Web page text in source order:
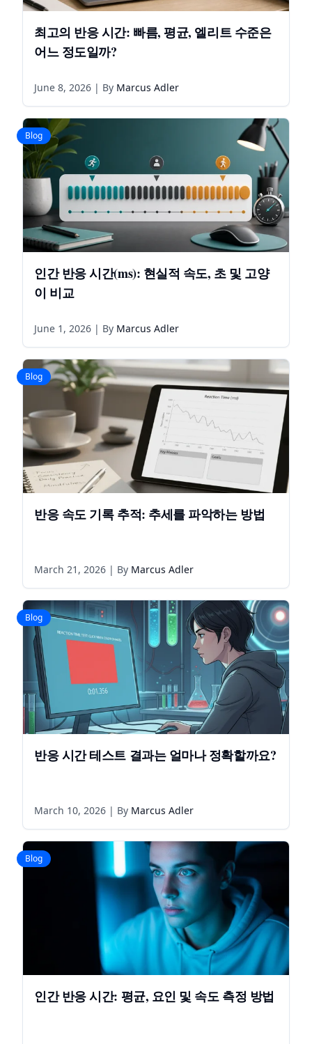
최고의 반응 시간: 빠름, 평균, 엘리트 수준은
어느 정도일까?
June 8, 2026 | By Marcus Adler
Blog
인간 반응 시간(ms): 현실적 속도, 초 및 고양
이 비교
June 1, 2026 | By Marcus Adler
Blog
반응 속도 기록 추적: 추세를 파악하는 방법
March 21, 2026 | By Marcus Adler
Blog
반응 시간 테스트 결과는 얼마나 정확할까요?
March 10, 2026 | By Marcus Adler
Blog
인간 반응 시간: 평균, 요인 및 속도 측정 방법